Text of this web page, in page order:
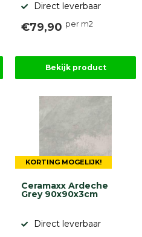
Direct leverbaar
€79,90 per m2
Bekijk product
KORTING MOGELIJK!
Ceramaxx Ardeche
Grey 90x90x3cm
Direct leverbaar